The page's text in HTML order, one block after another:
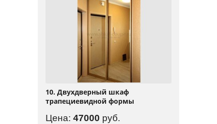
10. Двухдверный шкаф
трапециевидной формы
Цена: 47000 руб.